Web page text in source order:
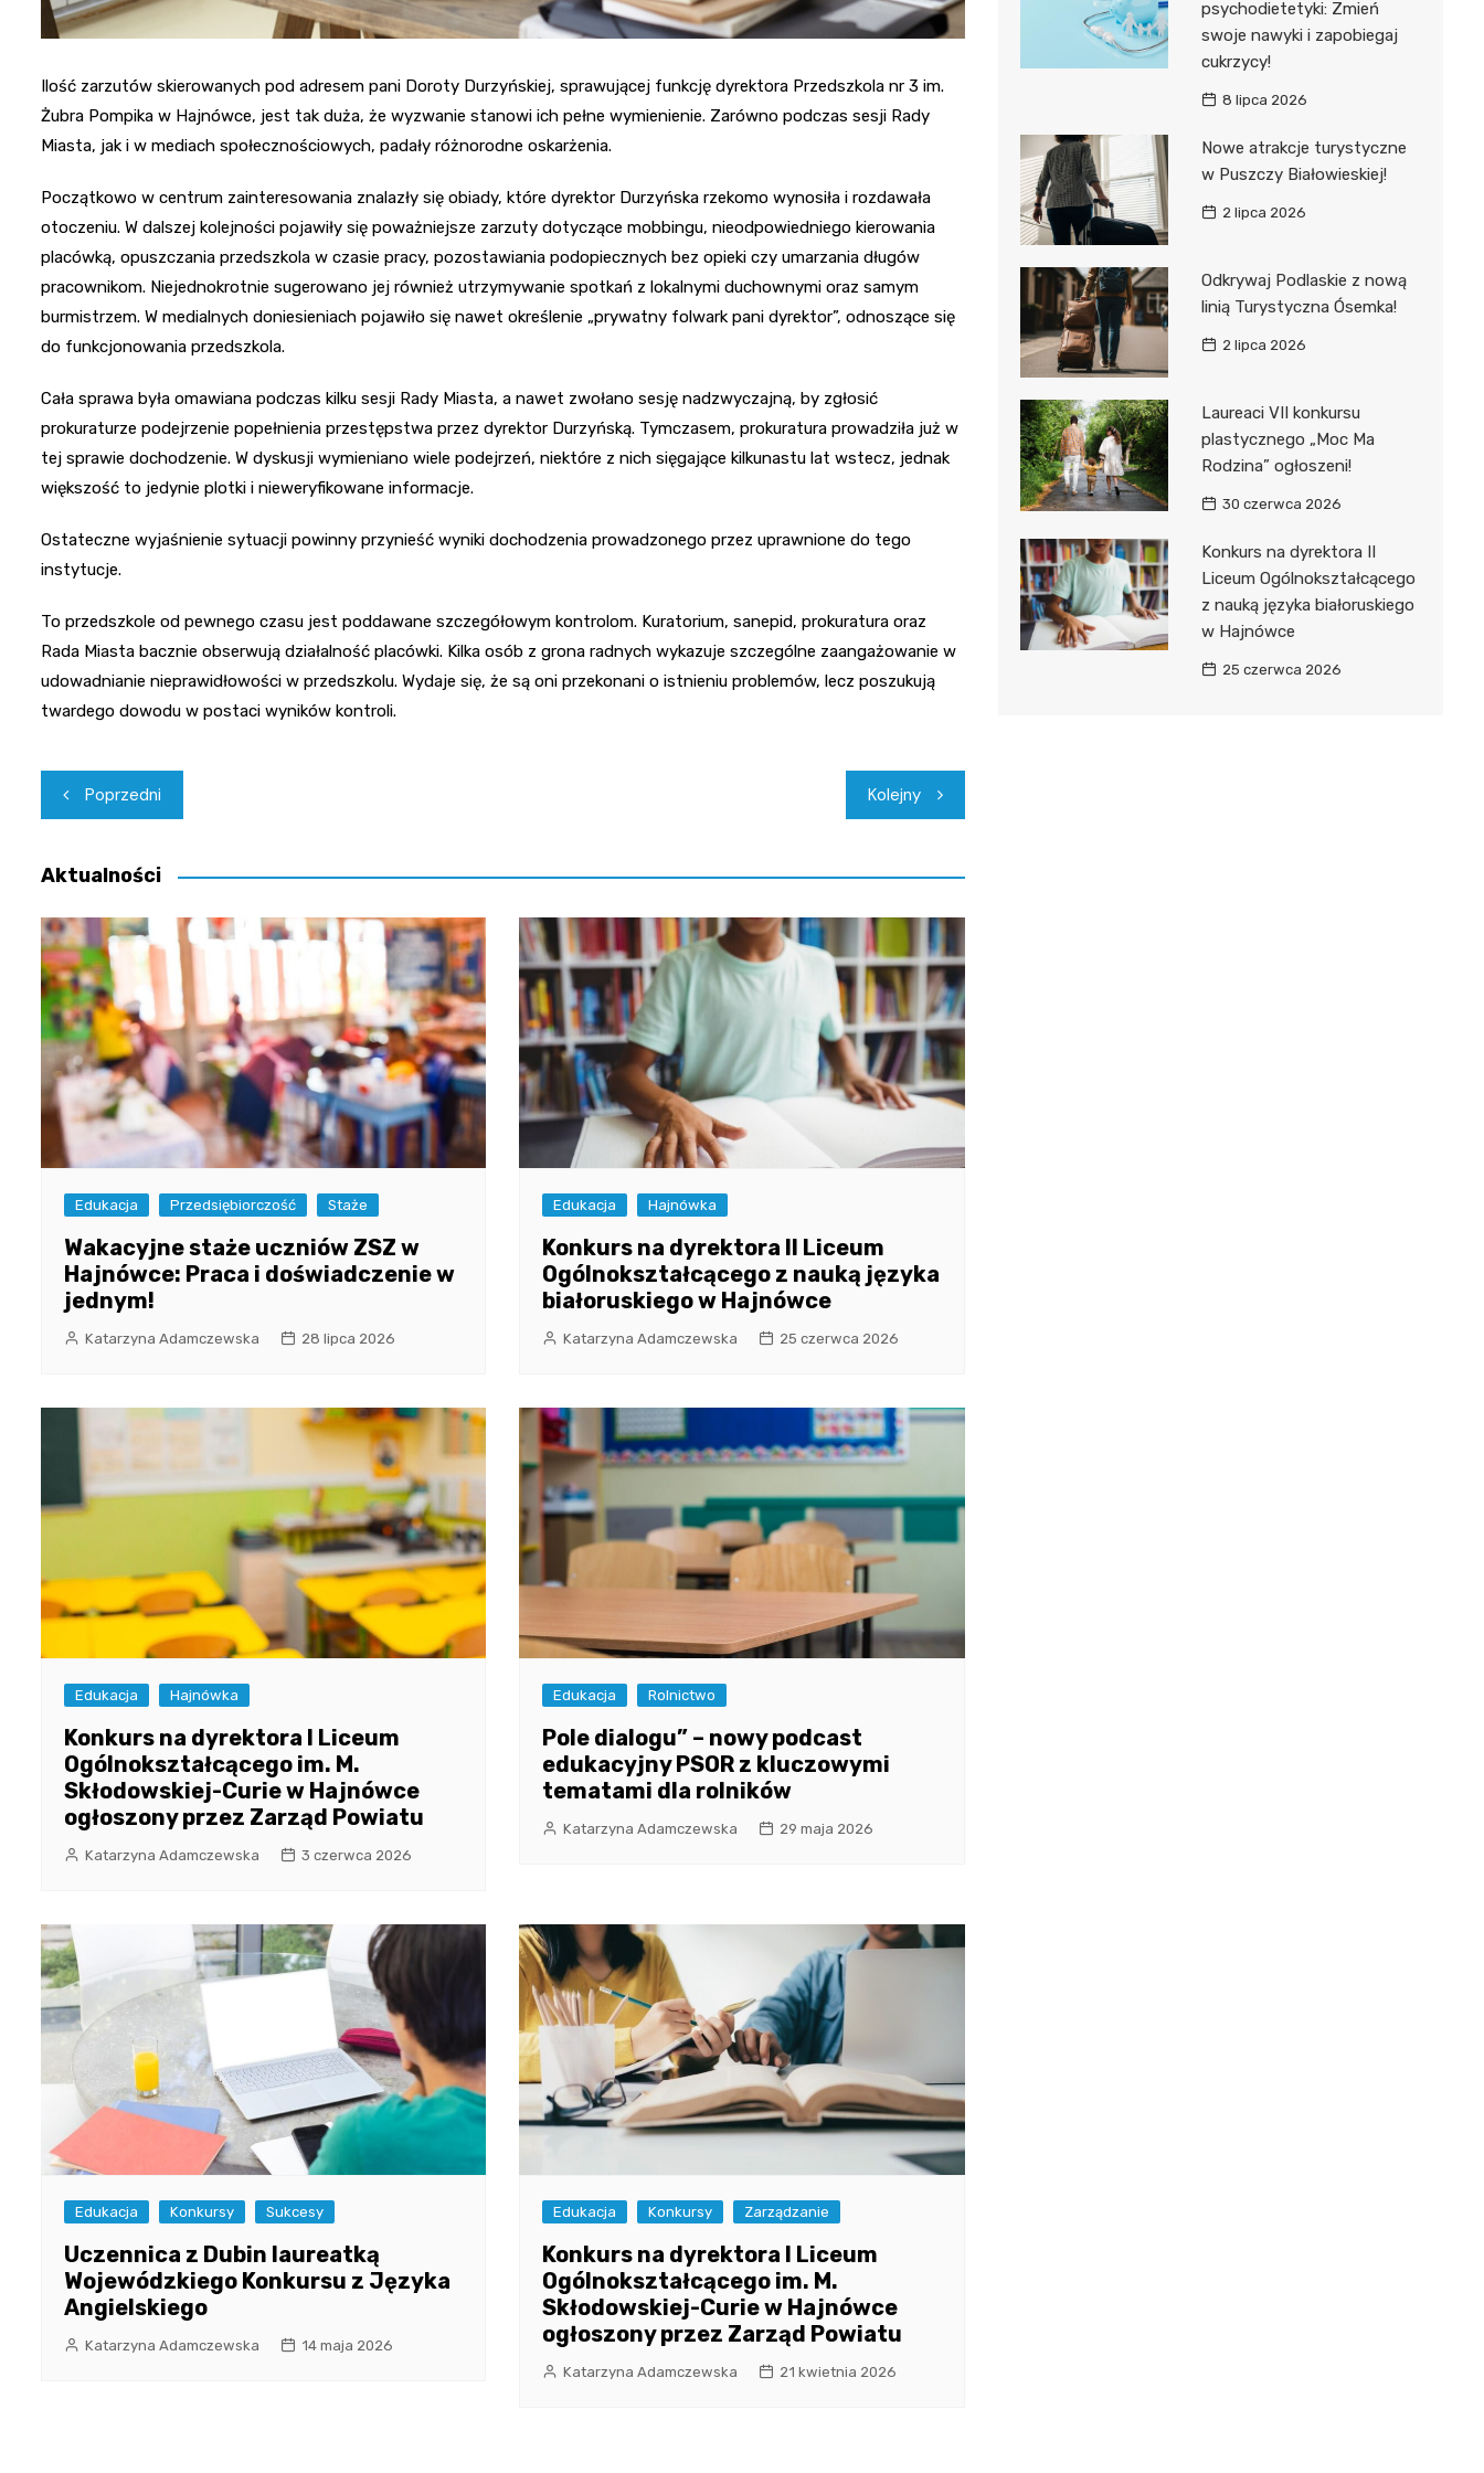
Ilość zarzutów skierowanych pod adresem pani Doroty Durzyńskiej, sprawującej funkcję dyrektora Przedszkola nr 3 im.
Żubra Pompika w Hajnówce, jest tak duża, że wyzwanie stanowi ich pełne wymienienie. Zarówno podczas sesji Rady
Miasta, jak i w mediach społecznościowych, padały różnorodne oskarżenia.
Początkowo w centrum zainteresowania znalazły się obiady, które dyrektor Durzyńska rzekomo wynosiła i rozdawała
otoczeniu. W dalszej kolejności pojawiły się poważniejsze zarzuty dotyczące mobbingu, nieodpowiedniego kierowania
placówką, opuszczania przedszkola w czasie pracy, pozostawiania podopiecznych bez opieki czy umarzania długów
pracownikom. Niejednokrotnie sugerowano jej również utrzymywanie spotkań z lokalnymi duchownymi oraz samym
burmistrzem. W medialnych doniesieniach pojawiło się nawet określenie „prywatny folwark pani dyrektor”, odnoszące się
do funkcjonowania przedszkola.
Cała sprawa była omawiana podczas kilku sesji Rady Miasta, a nawet zwołano sesję nadzwyczajną, by zgłosić
prokuraturze podejrzenie popełnienia przestępstwa przez dyrektor Durzyńską. Tymczasem, prokuratura prowadziła już w
tej sprawie dochodzenie. W dyskusji wymieniano wiele podejrzeń, niektóre z nich sięgające kilkunastu lat wstecz, jednak
większość to jedynie plotki i nieweryfikowane informacje.
Ostateczne wyjaśnienie sytuacji powinny przynieść wyniki dochodzenia prowadzonego przez uprawnione do tego
instytucje.
To przedszkole od pewnego czasu jest poddawane szczegółowym kontrolom. Kuratorium, sanepid, prokuratura oraz
Rada Miasta bacznie obserwują działalność placówki. Kilka osób z grona radnych wykazuje szczególne zaangażowanie w
udowadnianie nieprawidłowości w przedszkolu. Wydaje się, że są oni przekonani o istnieniu problemów, lecz poszukują
twardego dowodu w postaci wyników kontroli.
Nawigacja
wpisu
Poprzedni Kolejny
Aktualności
Edukacja Przedsiębiorczość Staże
Wakacyjne staże uczniów ZSZ w
Hajnówce: Praca i doświadczenie w
jednym!
Katarzyna Adamczewska 28 lipca 2026
Edukacja Hajnówka
Konkurs na dyrektora II Liceum
Ogólnokształcącego z nauką języka
białoruskiego w Hajnówce
Katarzyna Adamczewska 25 czerwca 2026
Edukacja Hajnówka
Konkurs na dyrektora I Liceum
Ogólnokształcącego im. M.
Skłodowskiej-Curie w Hajnówce
ogłoszony przez Zarząd Powiatu
Katarzyna Adamczewska 3 czerwca 2026
Edukacja Rolnictwo
Pole dialogu” – nowy podcast
edukacyjny PSOR z kluczowymi
tematami dla rolników
Katarzyna Adamczewska 29 maja 2026
Edukacja Konkursy Sukcesy
Uczennica z Dubin laureatką
Wojewódzkiego Konkursu z Języka
Angielskiego
Katarzyna Adamczewska 14 maja 2026
Edukacja Konkursy Zarządzanie
Konkurs na dyrektora I Liceum
Ogólnokształcącego im. M.
Skłodowskiej-Curie w Hajnówce
ogłoszony przez Zarząd Powiatu
Katarzyna Adamczewska 21 kwietnia 2026
psychodietetyki: Zmień
swoje nawyki i zapobiegaj
cukrzycy!
8 lipca 2026
Nowe atrakcje turystyczne
w Puszczy Białowieskiej!
2 lipca 2026
Odkrywaj Podlaskie z nową
linią Turystyczna Ósemka!
2 lipca 2026
Laureaci VII konkursu
plastycznego „Moc Ma
Rodzina” ogłoszeni!
30 czerwca 2026
Konkurs na dyrektora II
Liceum Ogólnokształcącego
z nauką języka białoruskiego
w Hajnówce
25 czerwca 2026